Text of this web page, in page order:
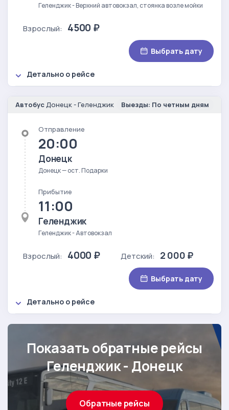
Геленджик - Верхний автовокзал, стоянка возле мойки
Взрослый: 4500 ₽
Выбрать дату
Детально о рейсе
АвтобусДонецк - Геленджик Выезды: По четным дням
Отправление
20:00
Донецк
Донецк — ост. Подарки
Прибытие
11:00
Геленджик
Геленджик - Автовокзал
Взрослый: 4000 ₽ Детский: 2 000 ₽
Выбрать дату
Детально о рейсе
Показать обратные рейсы
Геленджик - Донецк
Обратные рейсы